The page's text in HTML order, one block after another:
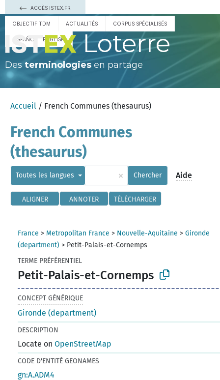
ACCÈS ISTEX.FR
OBJECTIF TDM ACTUALITÉS CORPUS SPÉCIALISÉS
ESPAÑOL ENGLISH Loterre
Des terminologies en partage
Accueil / French Communes (thesaurus)
French Communes
(thesaurus)
Toutes les langues × Chercher Aide
ALIGNER ANNOTER TÉLÉCHARGER
France > Metropolitan France > Nouvelle-Aquitaine >Gironde
(department) > Petit-Palais-et-Cornemps
TERME PRÉFÉRENTIEL
Petit-Palais-et-Cornemps
CONCEPT GÉNÉRIQUE
Gironde (department)
DESCRIPTION
Locate onOpenStreetMap
CODE D'ENTITÉ GEONAMES
gn:A.ADM4